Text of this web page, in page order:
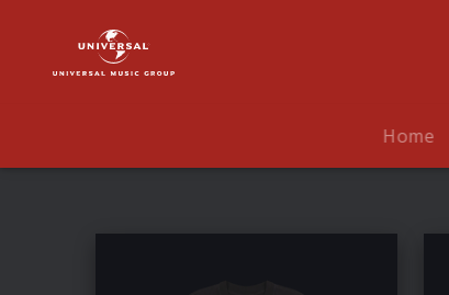
Home